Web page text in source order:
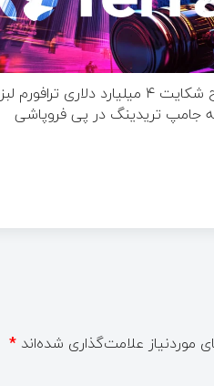
طرح شکایت ۴ میلیارد دلاری ترافورم لبز
جامپ تریدینگ در پی فروپاشی
علامت‌گذاری شده‌اند *